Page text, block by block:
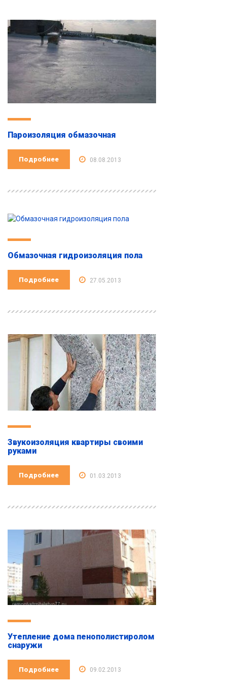
Пароизоляция обмазочная
Подробнее 08.08.2013
Обмазочная гидроизоляция пола
Подробнее 27.05.2013
Звукоизоляция квартиры своими
руками
Подробнее 01.03.2013
Утепление дома пенополистиролом
снаружи
Подробнее 09.02.2013